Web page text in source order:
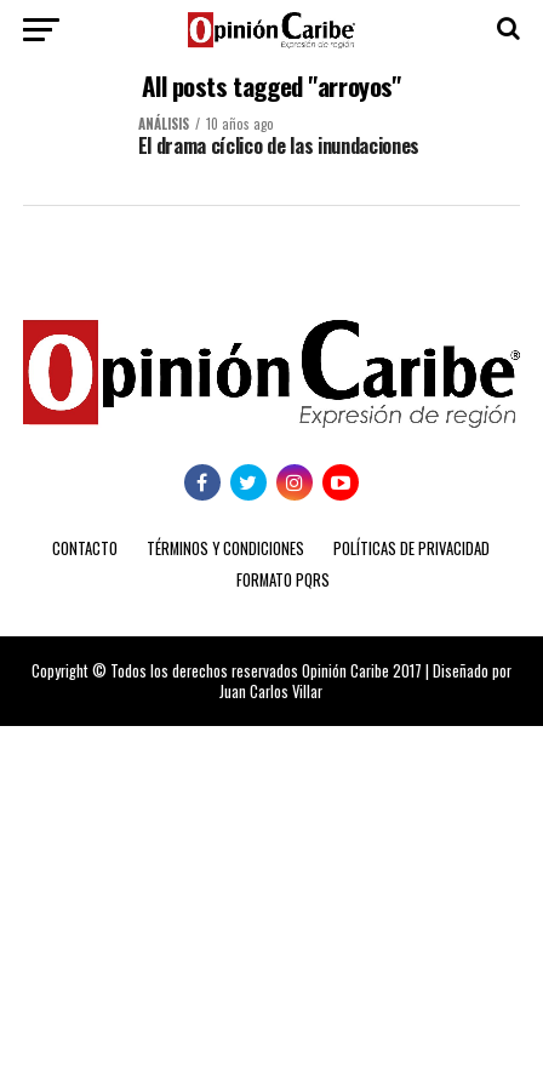
All posts tagged "arroyos"
ANÁLISIS 10 años ago
El drama cíclico de las inundaciones
CONTACTO TÉRMINOS Y CONDICIONES
POLÍTICAS DE PRIVACIDAD
FORMATO PQRS
Copyright © Todos los derechos reservados Opinión Caribe 2017 | Diseñado por
Juan Carlos Villar